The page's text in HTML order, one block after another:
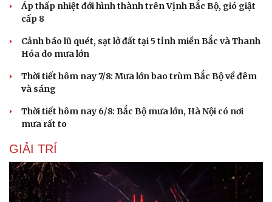
Áp thấp nhiệt đới hình thành trên Vịnh Bắc Bộ, gió giật
cấp 8
Cảnh báo lũ quét, sạt lở đất tại 5 tỉnh miền Bắc và Thanh
Hóa do mưa lớn
Thời tiết hôm nay 7/8: Mưa lớn bao trùm Bắc Bộ về đêm
và sáng
Thời tiết hôm nay 6/8: Bắc Bộ mưa lớn, Hà Nội có nơi
mưa rất to
GIẢI TRÍ